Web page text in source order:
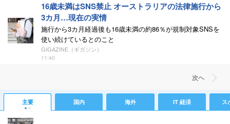
16歳未満はSNS禁止 オーストラリアの法律施行から
3カ月…現在の実情
施行から3カ月経過後も16歳未満の約86％が規制対象SNSを
使い続けているとのこと
GIGAZINE（ギガジン）
11:40
次ヘ
主要 国内 海外 IT 経済 ス